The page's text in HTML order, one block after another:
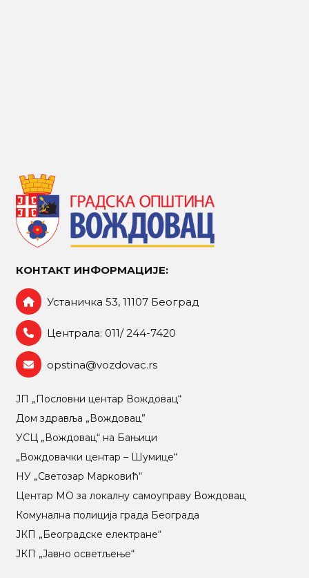
КОНТАКТ ИНФОРМАЦИЈЕ:
Устаничка 53, 11107 Београд
Централа: 011/ 244-7420
opstina@vozdovac.rs
ЈП „Пословни центар Вождовац“
Дом здравља „Вождовац”
УСЦ „Вождовац“ на Бањици
„Вождовачки центар – Шумице“
НУ „Светозар Марковић“
Центар МO за локалну самоуправу Вождовац
Комунална полиција града Београда
ЈКП „Београдске електране“
ЈКП „Јавно осветљење“